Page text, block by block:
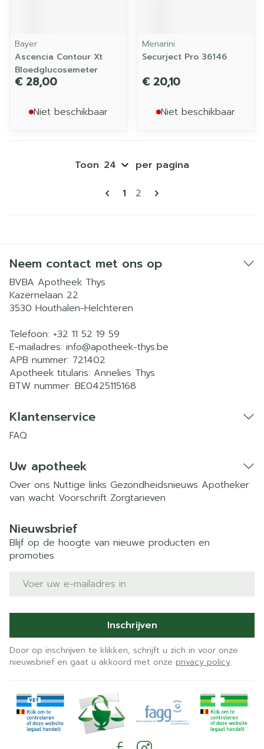
Bayer
Ascencia Contour Xt
Bloedglucosemeter
€ 28,00
Niet beschikbaar
Menarini
Securject Pro 36146
€ 20,10
Niet beschikbaar
Pagina's
U lees momenteel pagina
1 Pagina
2
Toon per pagina
Neem contact met ons op
BVBA Apotheek Thys
Kazernelaan 22
3530 Houthalen-Helchteren
Telefoon: +32 11 52 19 59
E-mailadres: info@apotheek-thys.be
APB nummer: 721402
Apotheek titularis: Annelies Thys
BTW nummer: BE0425115168
Klantenservice
FAQ
Uw apotheek
Over ons Nuttige links Gezondheidsnieuws Apotheker
van wacht Voorschrift Zorgtarieven
Nieuwsbrief
Blijf op de hoogte van nieuwe producten en
promoties
E-mail adres
Inschrijven
Door op inschrijven te klikken, schrijft u zich in voor onze
nieuwsbrief en gaat u akkoord met onze privacy policy.